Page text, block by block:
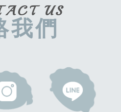
US
我們